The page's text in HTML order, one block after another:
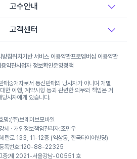
고수안내
고객센터
방침위치기반 서비스 이용약관프로멤버십 이용약관
약관사업자 정보확인운영정책
매중개자로서 통신판매의 당사자가 아니며 개별
한 이행, 계약사항 등과 관련한 의무와 책임은 거
당사자에게 있습니다.
명:(주)브레이브모바일
세 · 개인정보책임관리자:조민우
란로 133, 11-12층 (역삼동, 한국타이어빌딩)
등록번호:120-88-22325
증:제 2021-서울강남-00551 호